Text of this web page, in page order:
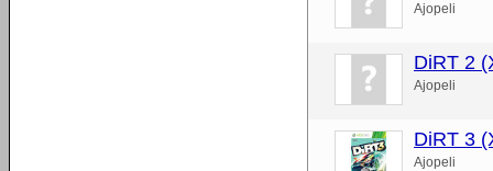
Ajopeli
DiRT 2
Ajopeli
DiRT 3
Ajopeli